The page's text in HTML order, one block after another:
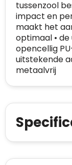
tussenzool
impact en
maakt het
optimaal •
opencellig
uitstekende
metaalvrij
Oprichting
Aantal
Trustindex-
starten:
Voor
Bouwt u
verkoop
Meer